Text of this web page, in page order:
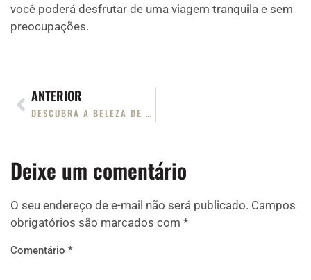
você poderá desfrutar de uma viagem tranquila e sem
preocupações.
ANTERIOR
DESCUBRA A BELEZA DE BONITO, MATO GROSSO DO SUL
Deixe um comentário
O seu endereço de e-mail não será publicado. Campos
obrigatórios são marcados com *
Comentário *